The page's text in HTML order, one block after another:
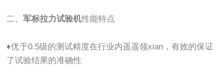
二、军标拉力试验机性能特点
♦优于0.5级的测试精度在行业内遥遥领xian，有效的保证
了试验结果的准确性